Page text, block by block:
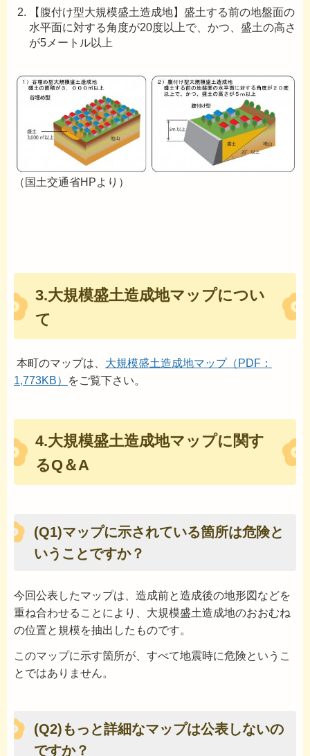
【腹付け型大規模盛土造成地】盛土する前の地盤面の
水平面に対する角度が20度以上で、かつ、盛土の高さ
が5メートル以上
（国土交通省HPより）
3.大規模盛土造成地マップについ
て
本町のマップは、 大規模盛土造成地マップ（PDF：
1,773KB）
をご覧下さい。
4.大規模盛土造成地マップに関す
るQ＆A
(Q1)マップに示されている箇所は危険と
いうことですか？
今回公表したマップは、造成前と造成後の地形図などを
重ね合わせることにより、大規模盛土造成地のおおむね
の位置と規模を抽出したものです。
このマップに示す箇所が、すべて地震時に危険というこ
とではありません。
(Q2)もっと詳細なマップは公表しないの
ですか？